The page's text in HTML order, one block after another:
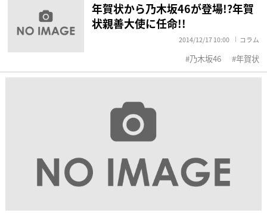
年賀状から乃木坂46が登場!?年賀
状親善大使に任命!!
2014/12/17 10:00 コラム
乃木坂46 年賀状